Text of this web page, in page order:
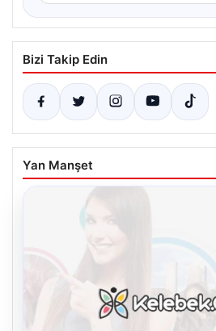
Bizi Takip Edin
Yan Manşet